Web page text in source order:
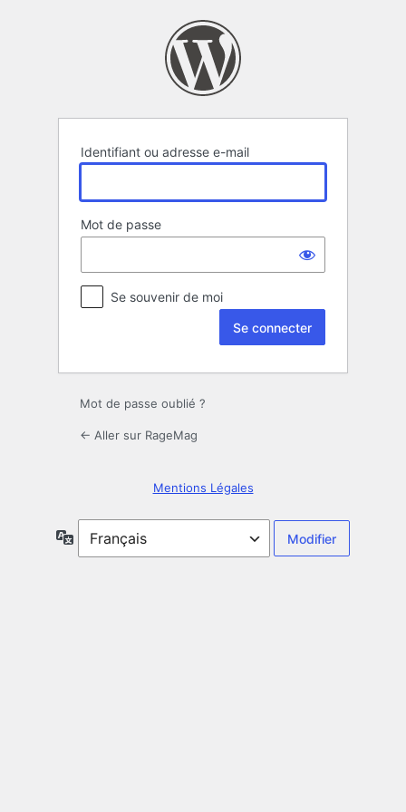
Identifiant ou adresse e-mail
Mot de passe
Se souvenir de moi
Mot de passe oublié ?
← Aller sur RageMag
Mentions Légales
Langue